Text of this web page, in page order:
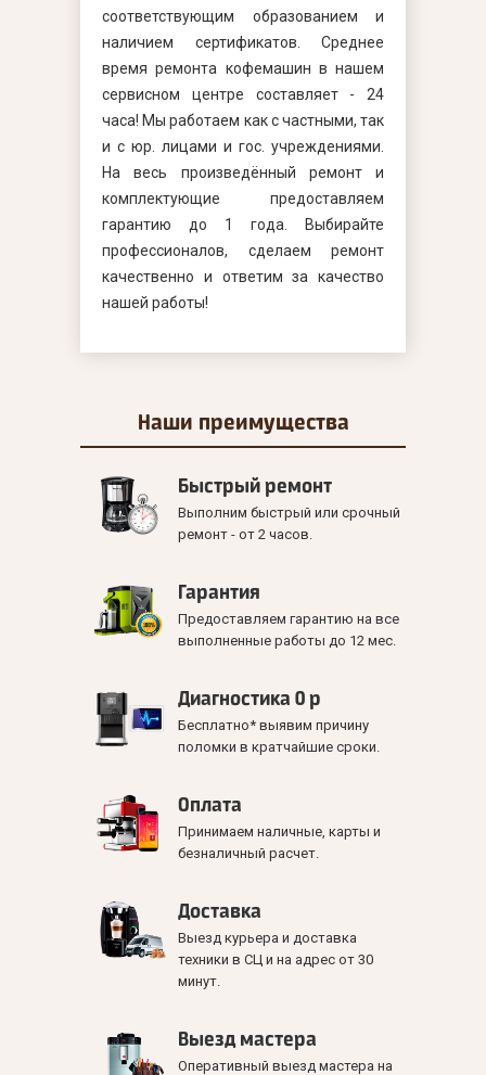
соответствующим образованием и
наличием сертификатов. Среднее
время ремонта кофемашин в нашем
сервисном центре составляет - 24
часа! Мы работаем как с частными, так
и с юр. лицами и гос. учреждениями.
На весь произведённый ремонт и
комплектующие предоставляем
гарантию до 1 года. Выбирайте
профессионалов, сделаем ремонт
качественно и ответим за качество
нашей работы!
Наши преимущества
Быстрый ремонт
Выполним быстрый или срочный
ремонт - от 2 часов.
Гарантия
Предоставляем гарантию на все
выполненные работы до 12 мес.
Диагностика 0 р
Бесплатно* выявим причину
поломки в кратчайшие сроки.
Оплата
Принимаем наличные, карты и
безналичный расчет.
Доставка
Выезд курьера и доставка
техники в СЦ и на адрес от 30
минут.
Выезд мастера
Оперативный выезд мастера на